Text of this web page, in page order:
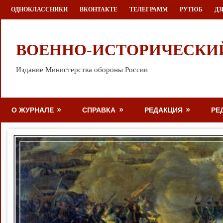
Перейти
к
ОДНОКЛАССНИКИ ВКОНТАКТЕ ТЕЛЕГРАММ РУТЮБ
ВОЕННО-
Издание Министерства обороны России
О ЖУРНАЛЕ СПРАВКА РЕДАКЦИЯ